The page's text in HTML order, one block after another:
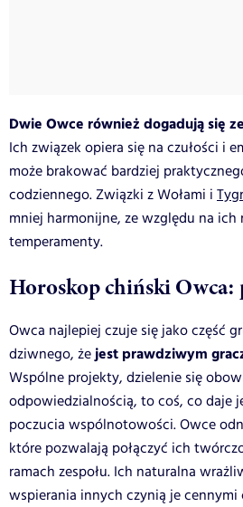
Dwie Owce również dogadują się
Ich związek opiera się na czułości i
może brakować bardziej
codziennego. Związki z Wołami i
mniej harmonijne, ze względu na ich
temperamenty.
Horoskop chiński Owca:
Owca najlepiej czuje się jako część
dziwnego, żejest prawdziwym
Wspólne projekty, dzielenie się
odpowiedzialnością, to coś, co daje
poczucia wspólnotowości. Owce
które pozwalają połączyć ich
ramach zespołu. Ich naturalna
wspierania innych czynią je cennymi